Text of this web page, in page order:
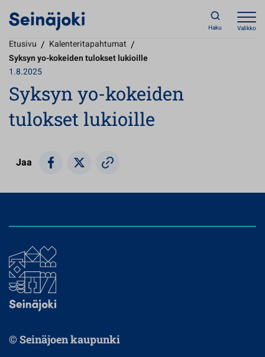
Haku Valikko
Etusivu / Kalenteritapahtumat /
Syksyn yo-kokeiden tulokset lukioille
1.8.2025
Syksyn yo-kokeiden
tulokset lukioille
Jaa
© Seinäjoen kaupunki